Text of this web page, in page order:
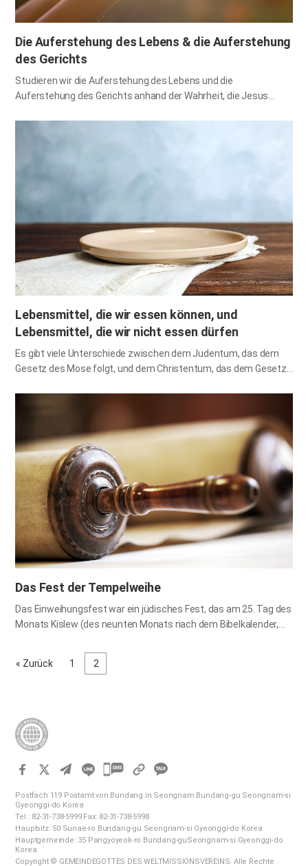
dies…
Die Auferstehung des Lebens & die Auferstehung
des Gerichts
Studieren wir die Auferstehung des Lebens und die
Auferstehung des Gerichts anhand der Wahrheit, die Jesus
können! Wundert euch darüber nicht. Denn es kommt die Stunde,
Auferstehung des Gerichts. Joh 5,28–29 Durch die Worte Jesu
und eine Auferstehung der Verdammnis gibt. Auch der Apostel
Paulus bezeugte, dass es zwei Arten der Auferstehung geben
wird. Ich habe die Hoffnung zu Gott, die auch sie…
Lebensmittel, die wir essen können, und
Lebensmittel, die wir nicht essen dürfen
Es gibt viele Unterschiede zwischen dem Judentum, das dem
Gesetz des Mose folgt, und dem Christentum, das dem Gesetz
Reihenfolge, beginnend mit der Zeit des Gartens Eden über das
Zeitalter des mosaischen Gesetzes bis hin zum Zeitalter der
frühen Kirche, um dann die Lehre zu finden, die wir im Zeitalter
des Neuen Testaments beachten sollen. Die in jedem Zeitalter
gegebene Nahrung 1. Die Nahrung im Garten Eden Im Garten
Eden gab Gott den Menschen alle samentragenden Pflanzen
und jede Art von Früchten zur Nahrung. Und Gott sprach: Sehet
da, ich habe euch gegeben alle Pflanzen, die Samen bringen, auf
der ganzen Erde, und alle…
Das Fest der Tempelweihe
Das Einweihungsfest war ein jüdisches Fest, das am 25. Tag des
Monats Kislew (des neunten Monats nach dem Bibelkalender,
gefeiert wurde; es war nicht Teil des Gesetzes des Moses. Es
war damals das Fest der Tempelweihe in Jerusalem und es war
Alexanders des Großen von vier Generälen in vier getrennte
Königreiche aufgeteilt: Königreich Kassander (Makedonien),
Königreich Seleukos (Syrien), Königreich Lysimachos (Kleinasien)
und Königreich Ptolemaios (Ägypten). Jeder der Könige dieser
neuen Reiche beanspruchte für sich, der Nachfolger Alexanders
zu sein. Danach wurde das Reich des Lysimachos in…
« Zurück 1 2
카
오
공
Postfach 119 Postamt von Bundang in Seongnam Bundang-gu Seongnam-si
Gyeonggi-do Korea
Tel.: 82-31-738-5999 Fax: 82-31-738-5998
Hauptsitz: 50 Sunae-ro Bundang-gu Seongnam-si Gyeonggi-do Korea
Hauptgemeinde: 35 Pangyoyeok-ro Bundang-guSeongnam-si Gyeonggi-do
Korea
Copyright © GEMEINDEGOTTES DES WELTMISSIONSVEREINS. Alle Rechte